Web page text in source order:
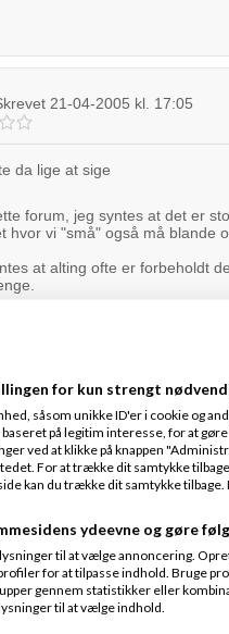
21-04-2005 kl. 17:05
da lige at sige
forum, jeg syntes at det er
hvor vi "små" også må blande
at alting ofte er forbeholdt
også præsentere mig selv
(Ja så har jeg den vel
m2 fliser der skal lægges.
må vente til næste
gang tak dette site og dine
FraAmino ApS Hotel Klippen
for kun strengt
såsom unikke ID'er i cookie og
på legitim interesse, for at
ved at klikke på knappen
For at trække dit samtykke
kan du trække dit samtykke tilbage.
ydeevne og gøre
til at vælge annoncering.
for at tilpasse indhold. Bruge
gennem statistikker eller
til at vælge indhold.